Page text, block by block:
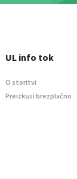
UL info tok
O storitvi
Preizkusi brezplačno